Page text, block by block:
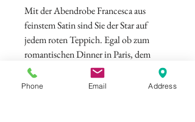
Mit der Abendrobe Francesca aus
feinstem Satin sind Sie der Star auf
jedem roten Teppich. Egal ob zum
romantischen Dinner in Paris, dem
eleganten und weltberühmten Wiener
Opernball oder zur stylischen
Phone Email Address